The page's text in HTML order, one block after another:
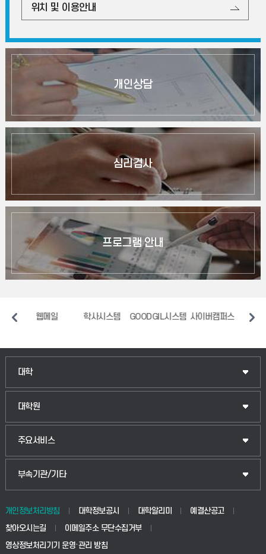
위치 및 이용안내
개인상담
심리검사
프로그램 안내
일 학사시스템 GOODGIL시스템 사이버캠퍼스 중앙도서관 장
대학
인문융합공공인재학부
법경영학부
생명공학부
대학원
일반대학원
산업대학원
공공정책대학원
교육대학원
주요서비스
입학안내
웹메일
학사시스템(전문학사 및 전공심화)
부속기관/기타
중앙도서관
학생생활관(안성)
개인정보처리방침 대학정보공시 대학알리미
예결산공고
찾아오시는길
이메일주소 무단수집거부
영상정보처리기기 운영·관리 방침